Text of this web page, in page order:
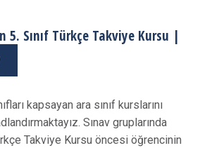
5. Sınıf Türkçe Takviye Kursu |
kapsayan ara sınıf kurslarını
Sınav gruplarında
Takviye Kursu öncesi öğrencinin